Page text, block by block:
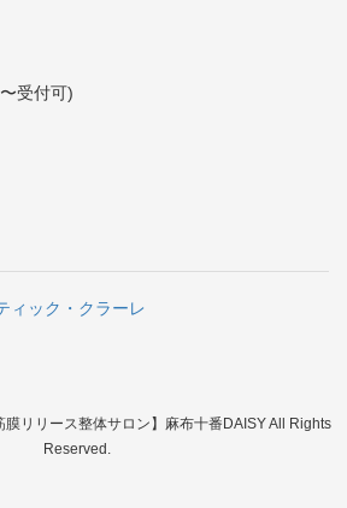
受付可)
ィック・クラーレ
リリース整体サロン】麻布十番DAISY All Rights
Reserved.